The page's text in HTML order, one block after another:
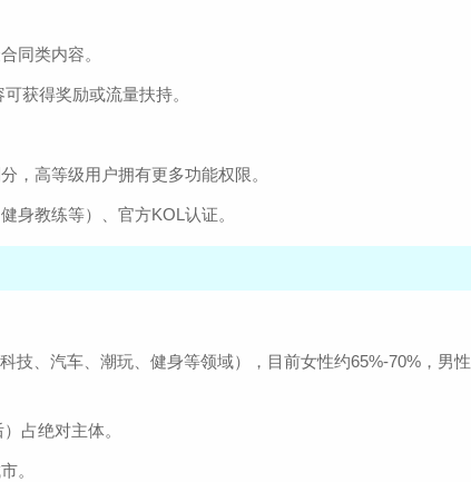
同类内容。
获得奖励或流量扶持。
，高等级用户拥有更多功能权限。
身教练等）、官方KOL认证。
技、汽车、潮玩、健身等领域），目前女性约65%-70%，男性
占绝对主体。
。